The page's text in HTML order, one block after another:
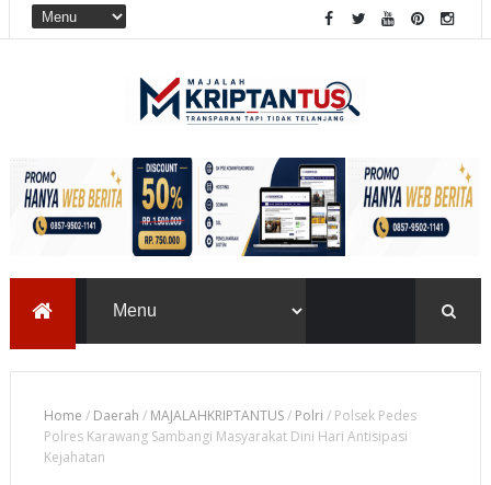
Home / Daerah / MAJALAHKRIPTANTUS/ Polri / Polsek Pedes
Polres Karawang Sambangi Masyarakat Dini Hari Antisipasi
Kejahatan